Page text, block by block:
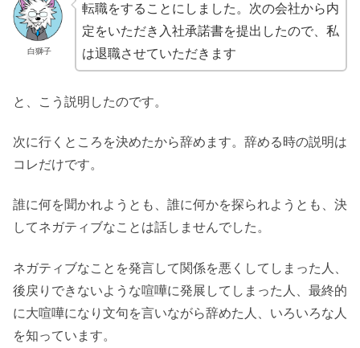
白獅子
転職をすることにしました。次の会社から内
定をいただき入社承諾書を提出したので、私
は退職させていただきます
と、こう説明したのです。
次に行くところを決めたから辞めます。辞める時の説明は
コレだけです。
誰に何を聞かれようとも、誰に何かを探られようとも、決
してネガティブなことは話しませんでした。
ネガティブなことを発言して関係を悪くしてしまった人、
後戻りできないような喧嘩に発展してしまった人、最終的
に大喧嘩になり文句を言いながら辞めた人、いろいろな人
を知っています。